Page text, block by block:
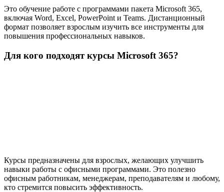
Это обучение работе с программами пакета Microsoft 365,
включая Word, Excel, PowerPoint и Teams. Дистанционный
формат позволяет взрослым изучить все инструменты для
повышения профессиональных навыков.
Для кого подходят курсы Microsoft 365?
Курсы предназначены для взрослых, желающих улучшить
навыки работы с офисными программами. Это полезно
офисным работникам, менеджерам, преподавателям и любому,
кто стремится повысить эффективность.